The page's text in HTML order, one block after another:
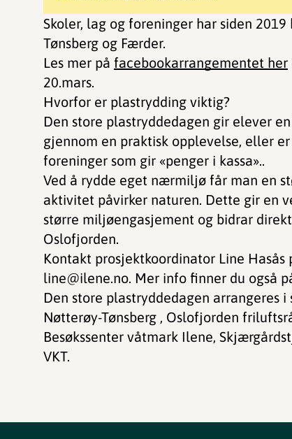
Skoler, lag og foreninger har siden
Tønsberg og Færder.
Les mer på facebookarrangementet her
20.mars.
Hvorfor er plastrydding viktig?
Den store plastryddedagen gir elever
gjennom en praktisk opplevelse, eller
foreninger som gir «penger i kassa»..
Ved å rydde eget nærmiljø får man en
aktivitet påvirker naturen. Dette gir en
større miljøengasjement og bidrar
Oslofjorden.
Kontakt prosjektkoordinator Line
line@ilene.no. Mer info finner du også
Den store plastryddedagen arrangeres
Nøtterøy-Tønsberg , Oslofjorden
Besøkssenter våtmark Ilene,
VKT.